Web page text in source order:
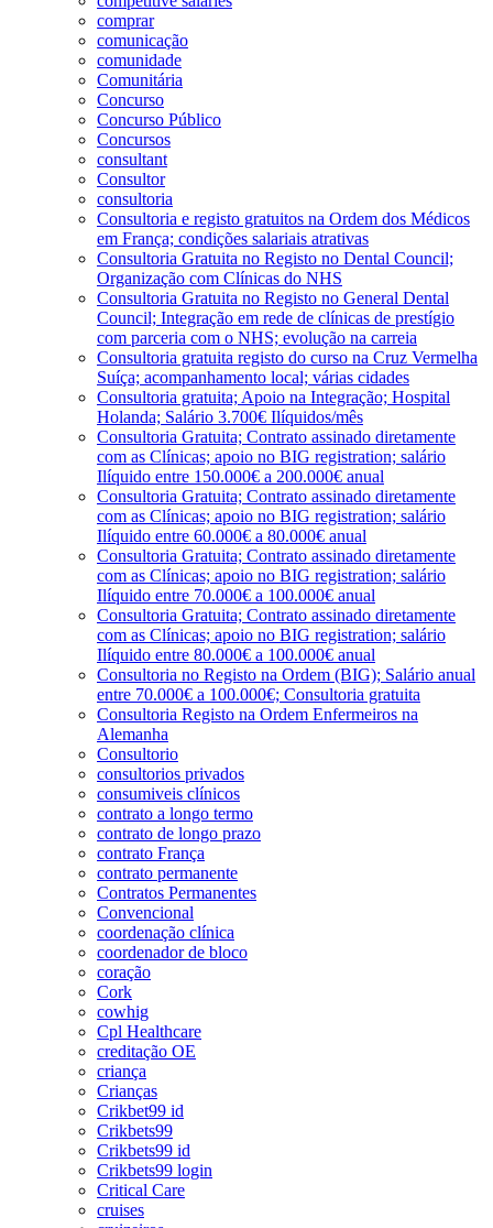
comprar
comunicação
comunidade
Comunitária
Concurso
Concurso Público
Concursos
consultant
Consultor
consultoria
Consultoria e registo gratuitos na Ordem dos Médicos
em França; condições salariais atrativas
Consultoria Gratuita no Registo no Dental Council;
Organização com Clínicas do NHS
Consultoria Gratuita no Registo no General Dental
Council; Integração em rede de clínicas de prestígio
com parceria com o NHS; evolução na carreia
Consultoria gratuita registo do curso na Cruz Vermelha
Suíça; acompanhamento local; várias cidades
Consultoria gratuita; Apoio na Integração; Hospital
Holanda; Salário 3.700€ Ilíquidos/mês
Consultoria Gratuita; Contrato assinado diretamente
com as Clínicas; apoio no BIG registration; salário
Ilíquido entre 150.000€ a 200.000€ anual
Consultoria Gratuita; Contrato assinado diretamente
com as Clínicas; apoio no BIG registration; salário
Ilíquido entre 60.000€ a 80.000€ anual
Consultoria Gratuita; Contrato assinado diretamente
com as Clínicas; apoio no BIG registration; salário
Ilíquido entre 70.000€ a 100.000€ anual
Consultoria Gratuita; Contrato assinado diretamente
com as Clínicas; apoio no BIG registration; salário
Ilíquido entre 80.000€ a 100.000€ anual
Consultoria no Registo na Ordem (BIG); Salário anual
entre 70.000€ a 100.000€; Consultoria gratuita
Consultoria Registo na Ordem Enfermeiros na
Alemanha
Consultorio
consultorios privados
consumiveis clínicos
contrato a longo termo
contrato de longo prazo
contrato França
contrato permanente
Contratos Permanentes
Convencional
coordenação clínica
coordenador de bloco
coração
Cork
cowhig
Cpl Healthcare
creditação OE
criança
Crianças
Crikbet99 id
Crikbets99
Crikbets99 id
Crikbets99 login
Critical Care
cruises